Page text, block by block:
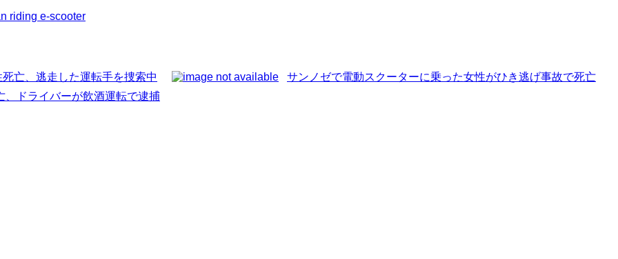
riding e-scooter
亡、逃走した運転手を捜索中
サンノゼで電動スクーターに乗った女性がひき逃げ事故で死亡
ドライバーが飲酒運転で逮捕